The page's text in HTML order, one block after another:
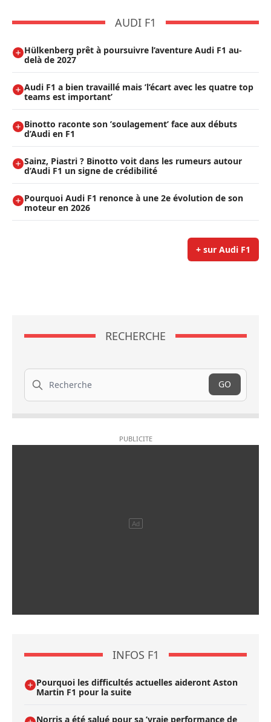
AUDI F1
Hülkenberg prêt à poursuivre l’aventure Audi F1 au-
delà de 2027
Audi F1 a bien travaillé mais ’l’écart avec les quatre top
teams est important’
Binotto raconte son ’soulagement’ face aux débuts
d’Audi en F1
Sainz, Piastri ? Binotto voit dans les rumeurs autour
d’Audi F1 un signe de crédibilité
Pourquoi Audi F1 renonce à une 2e évolution de son
moteur en 2026
+ sur Audi F1
RECHERCHE
Recherche
GO
INFOS F1
Pourquoi les difficultés actuelles aideront Aston
Martin F1 pour la suite
Norris a été salué pour sa ’vraie performance de